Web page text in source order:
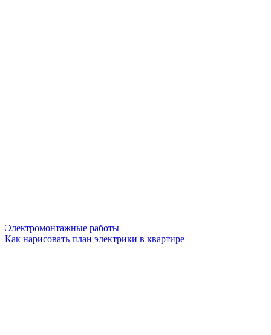
Электромонтажные работы
Как нарисовать план электрики в квартире